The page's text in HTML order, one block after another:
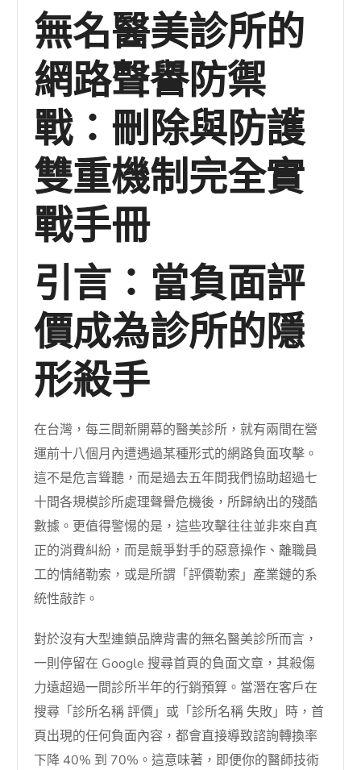
無名醫美診所的
網路聲譽防禦
戰：刪除與防護
雙重機制完全實
戰手冊
引言：當負面評
價成為診所的隱
形殺手
在台灣，每三間新開幕的醫美診所，就有兩間在營
運前十八個月內遭遇過某種形式的網路負面攻擊。
這不是危言聳聽，而是過去五年間我們協助超過七
十間各規模診所處理聲譽危機後，所歸納出的殘酷
數據。更值得警惕的是，這些攻擊往往並非來自真
正的消費糾紛，而是競爭對手的惡意操作、離職員
工的情緒勒索，或是所謂「評價勒索」產業鏈的系
統性敲詐。
對於沒有大型連鎖品牌背書的無名醫美診所而言，
一則停留在 Google 搜尋首頁的負面文章，其殺傷
力遠超過一間診所半年的行銷預算。當潛在客戶在
搜尋「診所名稱 評價」或「診所名稱 失敗」時，首
頁出現的任何負面內容，都會直接導致諮詢轉換率
下降 40% 到 70%。這意味著，即便你的醫師技術